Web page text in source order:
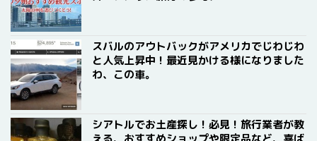
スバルのアウトバックがアメリカでじわじわ
と人気上昇中！最近見かける様になりました
わ、この車。
シアトルでお土産探し！必見！旅行業者が教